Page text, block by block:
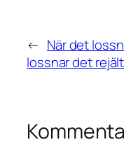
← När det
lossnar det